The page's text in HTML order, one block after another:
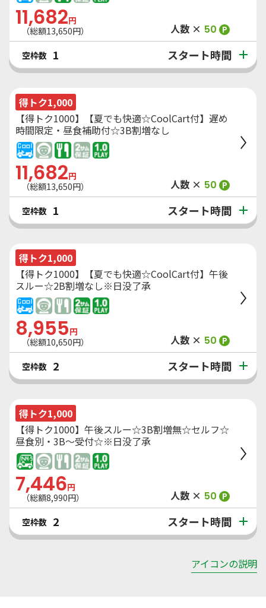
11,682円
（総額13,650円） 人数 × 50 P
空枠数 1 スタート時間
得トク1,000
【得トク1000】【夏でも快適☆CoolCart付】遅め
時間限定・昼食補助付☆3B割増なし
11,682円
（総額13,650円） 人数 × 50 P
空枠数 1 スタート時間
得トク1,000
【得トク1000】【夏でも快適☆CoolCart付】午後
スルー☆2B割増なし※日没了承
8,955円
（総額10,650円） 人数 × 50 P
空枠数 2 スタート時間
得トク1,000
【得トク1000】午後スルー☆3B割増無☆セルフ☆
昼食別・3B～受付☆※日没了承
7,446円
（総額8,990円） 人数 × 50 P
空枠数 2 スタート時間
アイコンの説明